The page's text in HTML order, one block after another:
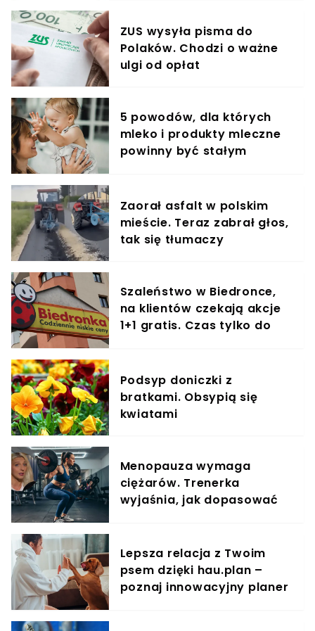
ZUS wysyła pisma do
Polaków. Chodzi o ważne
ulgi od opłat
5 powodów, dla których
mleko i produkty mleczne
powinny być stałym
Zaorał asfalt w polskim
mieście. Teraz zabrał głos,
tak się tłumaczy
Szaleństwo w Biedronce,
na klientów czekają akcje
1+1 gratis. Czas tylko do
Podsyp doniczki z
bratkami. Obsypią się
kwiatami
Menopauza wymaga
ciężarów. Trenerka
wyjaśnia, jak dopasować
Lepsza relacja z Twoim
psem dzięki hau.plan –
poznaj innowacyjny planer